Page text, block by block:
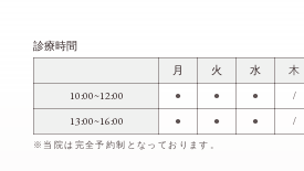
診療時間
月
火 水 木
10:00~12:00 ● ● ● /
13:00~16:00 ● ● ● /
※当院は完全予約制となっております。